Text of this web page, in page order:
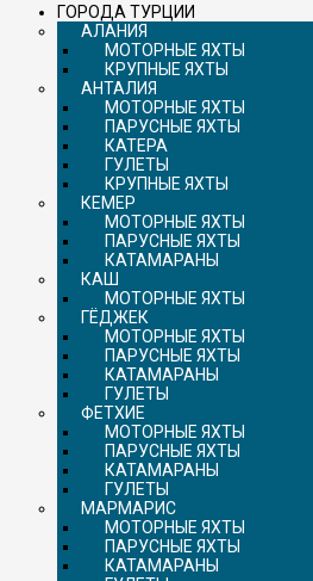
ГОРОДА ТУРЦИИ
АЛАНИЯ
МОТОРНЫЕ ЯХТЫ
КРУПНЫЕ ЯХТЫ
АНТАЛИЯ
МОТОРНЫЕ ЯХТЫ
ПАРУСНЫЕ ЯХТЫ
КАТЕРА
ГУЛЕТЫ
КРУПНЫЕ ЯХТЫ
КЕМЕР
МОТОРНЫЕ ЯХТЫ
ПАРУСНЫЕ ЯХТЫ
КАТАМАРАНЫ
КАШ
МОТОРНЫЕ ЯХТЫ
ГЁДЖЕК
МОТОРНЫЕ ЯХТЫ
ПАРУСНЫЕ ЯХТЫ
КАТАМАРАНЫ
ГУЛЕТЫ
ФЕТХИЕ
МОТОРНЫЕ ЯХТЫ
ПАРУСНЫЕ ЯХТЫ
КАТАМАРАНЫ
ГУЛЕТЫ
МАРМАРИС
МОТОРНЫЕ ЯХТЫ
ПАРУСНЫЕ ЯХТЫ
КАТАМАРАНЫ